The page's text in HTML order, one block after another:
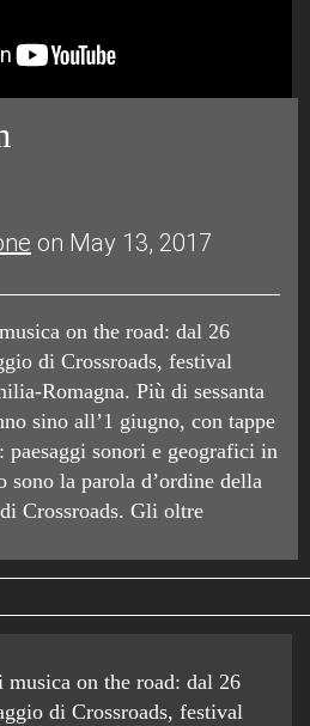
on May 13, 2017
on the road: dal 26
di Crossroads, festival
Romagna. Più di sessanta
sino all’1 giugno, con tappe
sonori e geografici in
sono la parola d’ordine della
Crossroads. Gli oltre
on the road: dal 26
di Crossroads, festival